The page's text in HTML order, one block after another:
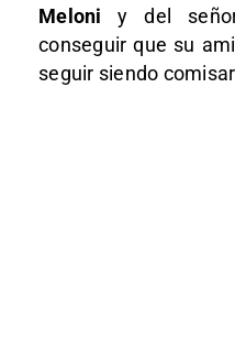
Meloni y del
conseguir que su
seguir siendo